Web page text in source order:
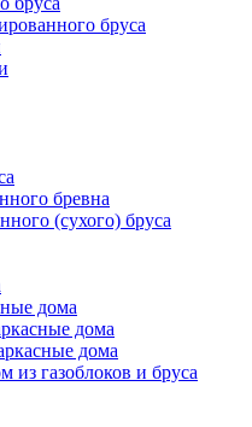
бруса
бревна
(сухого) бруса
дома
дома
дома
газоблоков и бруса